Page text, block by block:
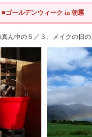
■ゴールデンウィーク in 朝霧
ん中の５／３。メイクの日